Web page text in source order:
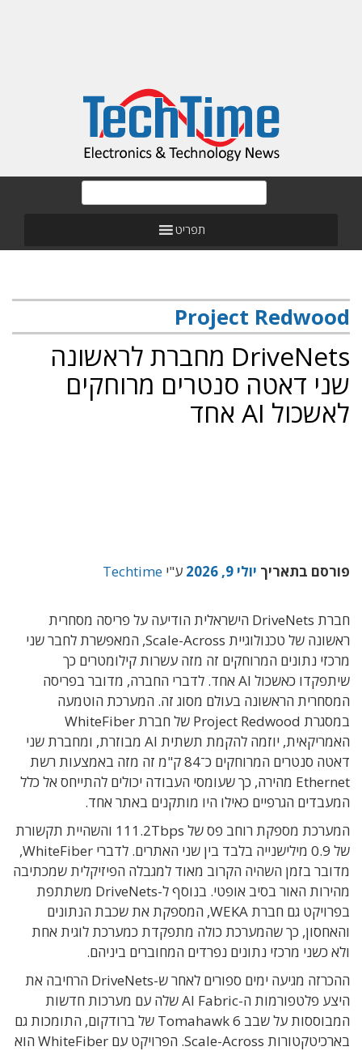
תפריט
Project Redwood
DriveNets מחברת לראשונה
שני דאטה סנטרים מרוחקים
לאשכול AI אחד
פורסם בתאריך יולי 9, 2026 ע"י Techtime
חברת DriveNets הישראלית הודיעה על פריסה מסחרית
ראשונה של טכנולוגיית Scale-Across, המאפשרת לחבר שני
מרכזי נתונים המרוחקים זה מזה עשרות קילומטרים כך
שיתפקדו כאשכול AI אחד. לדברי החברה, מדובר בפריסה
המסחרית הראשונה בעולם מסוג זה. המערכת הוטמעה
במסגרת Project Redwood של חברת WhiteFiber
האמריקאית, יוזמה להקמת תשתית AI מבוזרת, ומחברת שני
דאטה סנטרים המרוחקים כ־84 ק"מ זה מזה באמצעות רשת
Ethernet מהירה, כך שעומסי העבודה יכולים להתייחס אל כלל
המעבדים הגרפיים כאילו היו מותקנים באתר אחד.
המערכת מספקת רוחב פס של 111.2Tbps והשהיית תקשורת
של 0.9 מילישנייה בלבד בין שני האתרים. לדברי WhiteFiber,
מדובר בזמן השהיה הקרוב מאוד למגבלה הפיזיקלית שמכתיבה
מהירות האור בסיב אופטי. בנוסף ל-DriveNets משתתפת
בפרויקט גם חברת WEKA, המספקת את שכבת הנתונים
והאחסון, כך שהמערכת כולה מתפקדת כמערכת לוגית אחת
ולא כשני מרכזי נתונים נפרדים המחוברים ביניהם.
ההכרזה מגיעה ימים ספורים לאחר ש-DriveNets הרחיבה את
היצע פלטפורמות ה-AI Fabric שלה עם מערכות חדשות
המבוססות על שבב Tomahawk 6 של ברודקום, התומכות גם
בארכיטקטורות Scale-Across. הפרויקט עם WhiteFiber הוא